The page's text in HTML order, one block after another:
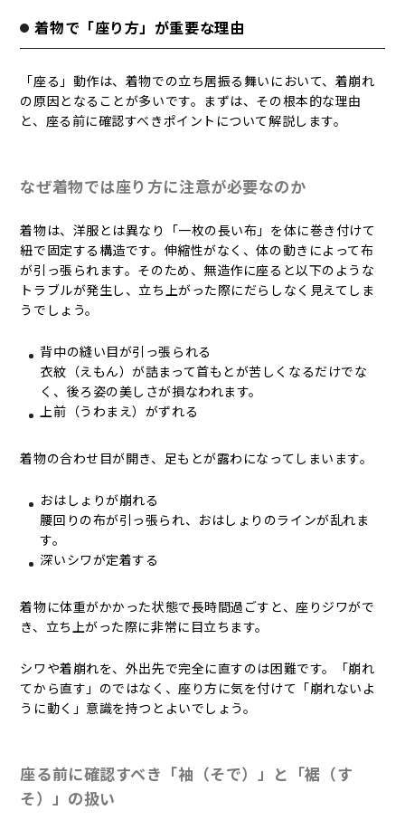
着物で「座り方」が重要な理由
「座る」動作は、着物での立ち居振る舞いにおいて、着崩れ
の原因となることが多いです。まずは、その根本的な理由
と、座る前に確認すべきポイントについて解説します。
なぜ着物では座り方に注意が必要なのか
着物は、洋服とは異なり「一枚の長い布」を体に巻き付けて
紐で固定する構造です。伸縮性がなく、体の動きによって布
が引っ張られます。そのため、無造作に座ると以下のような
トラブルが発生し、立ち上がった際にだらしなく見えてしま
うでしょう。
背中の縫い目が引っ張られる
衣紋（えもん）が詰まって首もとが苦しくなるだけでな
く、後ろ姿の美しさが損なわれます。
上前（うわまえ）がずれる
着物の合わせ目が開き、足もとが露わになってしまいます。
おはしょりが崩れる
腰回りの布が引っ張られ、おはしょりのラインが乱れま
す。
深いシワが定着する
着物に体重がかかった状態で長時間過ごすと、座りジワがで
き、立ち上がった際に非常に目立ちます。
シワや着崩れを、外出先で完全に直すのは困難です。「崩れ
てから直す」のではなく、座り方に気を付けて「崩れないよ
うに動く」意識を持つとよいでしょう。
座る前に確認すべき「袖（そで）」と「裾（す
そ）」の扱い